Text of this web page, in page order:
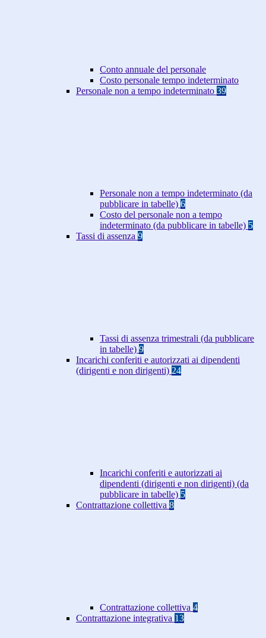
Conto annuale del personale
Costo personale tempo indeterminato
Personale non a tempo indeterminato 39
Personale non a tempo indeterminato (da
pubblicare in tabelle) 6
Costo del personale non a tempo
indeterminato (da pubblicare in tabelle) 5
Tassi di assenza 9
Tassi di assenza trimestrali (da pubblicare
in tabelle) 9
Incarichi conferiti e autorizzati ai dipendenti
(dirigenti e non dirigenti) 24
Incarichi conferiti e autorizzati ai
dipendenti (dirigenti e non dirigenti) (da
pubblicare in tabelle) 5
Contrattazione collettiva 8
Contrattazione collettiva 4
Contrattazione integrativa 13